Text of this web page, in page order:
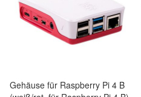
Gehäuse für Raspberry Pi 4 B